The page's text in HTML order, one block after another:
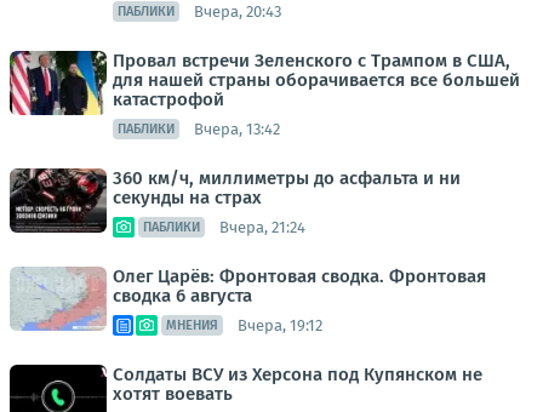
ПАБЛИКИ Вчера, 20:43
Провал встречи Зеленского с Трампом в США,
для нашей страны оборачивается все большей
катастрофой
ПАБЛИКИ Вчера, 13:42
360 км/ч, миллиметры до асфальта и ни
секунды на страх
ПАБЛИКИ Вчера, 21:24
Олег Царёв: Фронтовая сводка. Фронтовая
сводка 6 августа
МНЕНИЯ Вчера, 19:12
Солдаты ВСУ из Херсона под Купянском не
хотят воевать